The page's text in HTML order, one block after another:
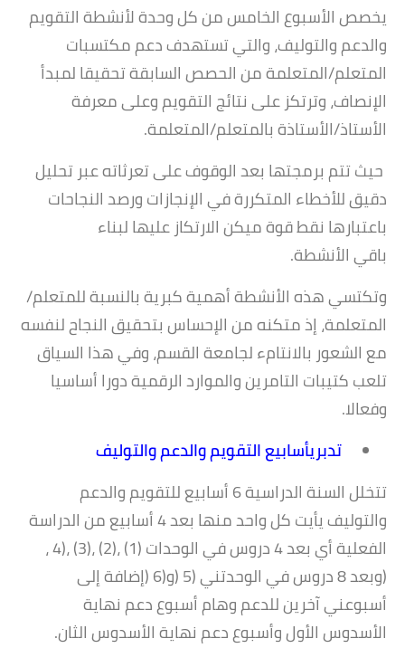
يخصص الأسبوع الخامس من كل وحدة لأنشطة التقويم
والدعم والتوليف، والتي تستهدف دعم مكتسبات
المتعلم/المتعلمة من الحصص السابقة تحقيقا لمبدأ
الإنصاف، وترتكز على نتائج التقويم وعلى معرفة
الأستاذ/الأستاذة بالمتعلم/المتعلمة.
حيث تتم برمجتها بعد الوقوف على تعرثاته عبر تحليل
دقيق للأخطاء المتكررة في الإنجازات ورصد النجاحات
باعتبارها نقط قوة ميكن الارتكاز عليها لبناء
باقيالأنشطة.
وتكتسي هذه الأنشطة أهمية كبرية بالنسبة للمتعلم/
المتعلمة، إذ متكنه من الإحساس بتحقيق النجاح لنفسه
مع الشعور بالانتامء لجامعة القسم، وفي هذا السياق
تلعب كتيبات التامرين والموارد الرقمية دورا أساسيا
وفعالا.
تدبريأسابيع التقويم والدعم والتوليف
تتخلل السنة الدراسية 6 أسابيع للتقويم والدعم
والتوليف يأيت كل واحد منها بعد 4 أسابيع من الدراسة
الفعلية أي بعد 4 دروس في الوحدات (1) ،(2) ،(3) ،(4 ،
(وبعد 8 دروس في الوحدتني (5 (و(6 (إضافة إلى
أسبوعني آخرين للدعم وهام أسبوع دعم نهاية
الأسدوس الأول وأسبوع دعم نهاية الأسدوس الثان.